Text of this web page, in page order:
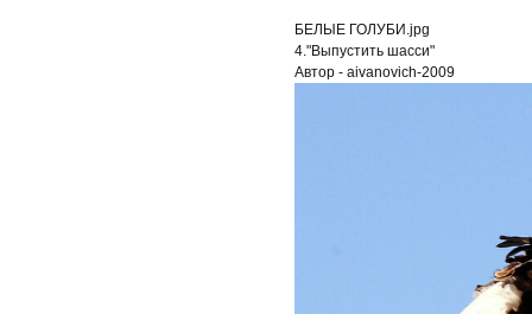
БЕЛЫЕ ГОЛУБИ.jpg
4."Выпустить шасси"
Автор - aivanovich-2009